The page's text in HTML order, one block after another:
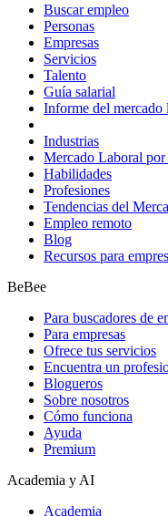
Buscar empleo
Personas
Empresas
Servicios
Talento
Guía salarial
Informe del mercado
Industrias
Mercado Laboral por
Habilidades
Profesiones
Tendencias del
Empleo remoto
Blog
Recursos para
BeBee
Para buscadores de
Para empresas
Ofrece tus servicios
Encuentra un
Blogueros
Sobre nosotros
Cómo funciona
Ayuda
Premium
Academia y AI
Academia